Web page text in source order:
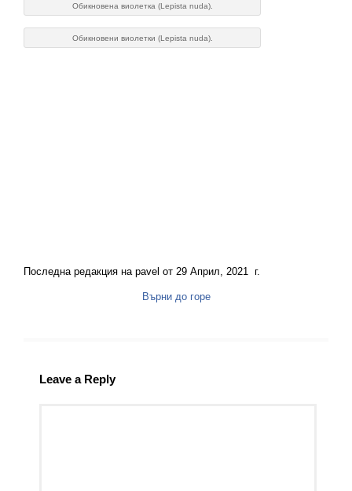
Обикновена виолетка (Lepista nuda).
Обикновени виолетки (Lepista nuda).
Последна редакция на pavel от 29 Април, 2021 г.
Върни до горе
Leave a Reply